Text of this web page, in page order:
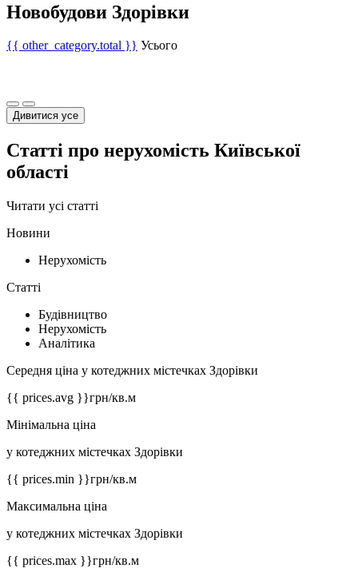
Новобудови Здорівки
{{ other_category.total }} Усього
Дивитися усе
Статті про нерухомість Київської
області
Читати усі статті
Новини
Нерухомість
Статті
Будівництво
Нерухомість
Аналітика
Середня ціна у котеджних містечках Здорівки
{{ prices.avg }}грн/кв.м
Мінімальна ціна
у котеджних містечках Здорівки
{{ prices.min }}грн/кв.м
Максимальна ціна
у котеджних містечках Здорівки
{{ prices.max }}грн/кв.м